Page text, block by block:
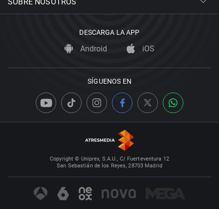
DESCARGA LA APP
Android iOS
SÍGUENOS EN
Copyright © Uniprex, S.A.U., C/ Fuerteventura 12
San Sebastián de los Reyes, 28703 Madrid